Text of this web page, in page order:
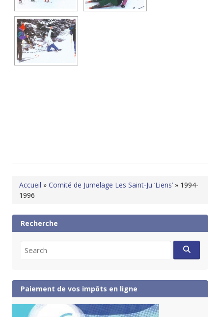
Accueil » Comité de Jumelage Les Saint-Ju ‘Liens’ » 1994-
1996
Recherche
for:
Paiement de vos impôts en ligne